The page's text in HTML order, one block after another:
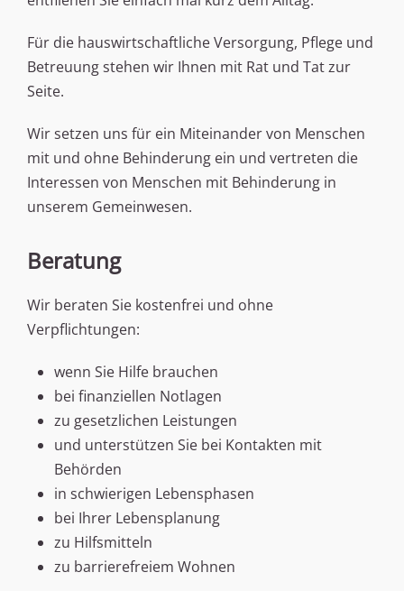
Für die hauswirtschaftliche Versorgung, Pflege und
Betreuung stehen wir Ihnen mit Rat und Tat zur
Seite.
Wir setzen uns für ein Miteinander von Menschen
mit und ohne Behinderung ein und vertreten die
Interessen von Menschen mit Behinderung in
unserem Gemeinwesen.
Beratung
Wir beraten Sie kostenfrei und ohne
Verpflichtungen:
wenn Sie Hilfe brauchen
bei finanziellen Notlagen
zu gesetzlichen Leistungen
und unterstützen Sie bei Kontakten mit
Behörden
in schwierigen Lebensphasen
bei Ihrer Lebensplanung
zu Hilfsmitteln
zu barrierefreiem Wohnen